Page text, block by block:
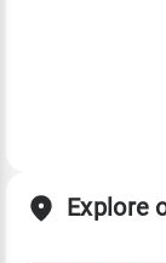
Explore